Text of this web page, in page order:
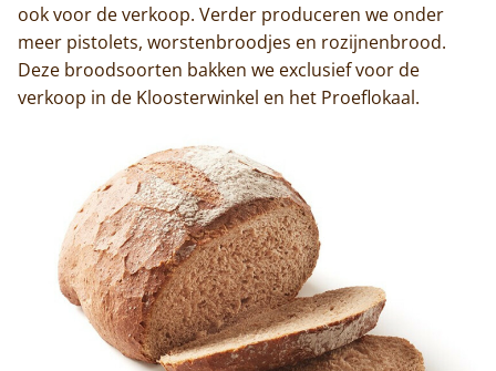
Home
ook voor de verkoop. Verder produceren we onder
meer pistolets, worstenbroodjes en rozijnenbrood.
Deze broodsoorten bakken we exclusief voor de
verkoop in de Kloosterwinkel en het Proeflokaal.